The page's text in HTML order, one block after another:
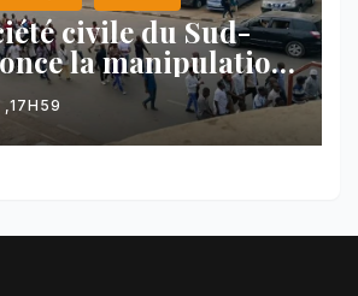
civile du Sud-
la manipulation
par